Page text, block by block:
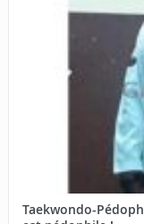
Taekwondo-